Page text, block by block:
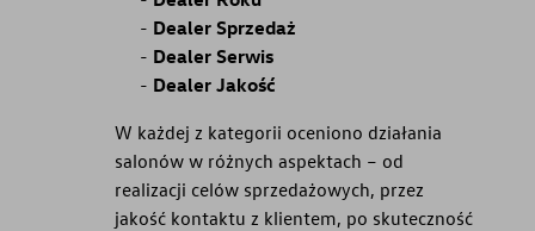
Dealer Sprzedaż
Dealer Serwis
Dealer Jakość
W każdej z kategorii oceniono działania
salonów w różnych aspektach – od
realizacji celów sprzedażowych, przez
jakość kontaktu z klientem, po skuteczność